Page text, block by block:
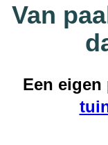
Catalogus
Van
Een eigen